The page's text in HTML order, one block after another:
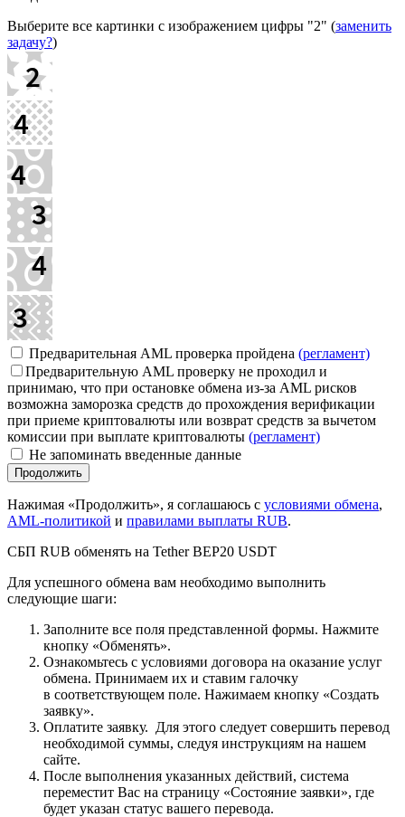
Выберите все картинки с изображением цифры "2" (заменить
задачу?)
Предварительная AML проверка пройдена (регламент)
Предварительную AML проверку не проходил и
принимаю, что при остановке обмена из-за AML рисков
возможна заморозка средств до прохождения верификации
при приеме криптовалюты или возврат средств за вычетом
комиссии при выплате криптовалюты (регламент)
Не запоминать введенные данные
Нажимая «Продолжить», я соглашаюсь с условиями обмена,
AML-политикой и правилами выплаты RUB.
СБП RUB обменять на Tether BEP20 USDT
Для успешного обмена вам необходимо выполнить
следующие шаги:
Заполните все поля представленной формы. Нажмите
кнопку «Обменять».
Ознакомьтесь с условиями договора на оказание услуг
обмена. Принимаем их и ставим галочку
в соответствующем поле. Нажимаем кнопку «Создать
заявку».
Оплатите заявку. Для этого следует совершить перевод
необходимой суммы, следуя инструкциям на нашем
сайте.
После выполнения указанных действий, система
переместит Вас на страницу «Состояние заявки», где
будет указан статус вашего перевода.